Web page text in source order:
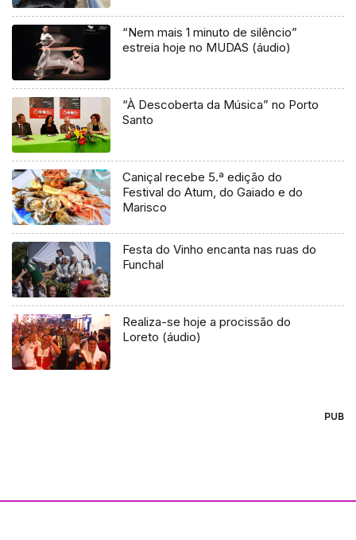
“Nem mais 1 minuto de silêncio”
estreia hoje no MUDAS (áudio)
“À Descoberta da Música” no Porto
Santo
Caniçal recebe 5.ª edição do
Festival do Atum, do Gaiado e do
Marisco
Festa do Vinho encanta nas ruas do
Funchal
Realiza-se hoje a procissão do
Loreto (áudio)
PUB